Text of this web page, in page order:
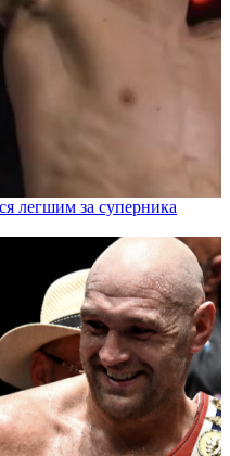
легшим за суперника